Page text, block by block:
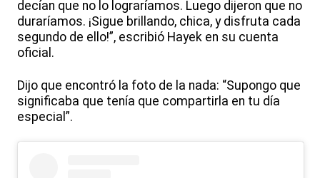
decían que no lo lograríamos. Luego dijeron que no
duraríamos. ¡Sigue brillando, chica, y disfruta cada
segundo de ello!”, escribió Hayek en su cuenta
oficial.
Dijo que encontró la foto de la nada: “Supongo que
significaba que tenía que compartirla en tu día
especial”.